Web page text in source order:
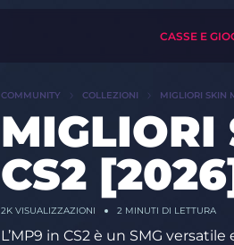
CASSE E
COMMUNITY COLLEZIONI MIGLIORI SKIN
MIGLIORI
CS2
2KVISUALIZZAZIONI 2 MINUTI DI LETTURA
L’MP9 in CS2 è un SMG